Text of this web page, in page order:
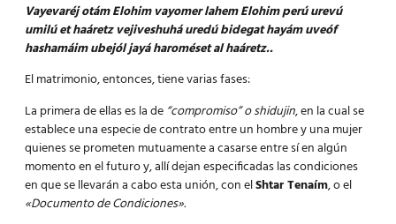
Vayevaréj otám Elohim vayomer lahem Elohim perú urevú
umilú et haáretz vejiveshuhá uredú bidegat hayám uveóf
hashamáim ubejól jayá haroméset al haáretz..
El matrimonio, entonces, tiene varias fases:
La primera de ellas es la de “compromiso” o shidujin, en la cual se
establece una especie de contrato entre un hombre y una mujer
quienes se prometen mutuamente a casarse entre sí en algún
momento en el futuro y, allí dejan especificadas las condiciones
en que se llevarán a cabo esta unión, con elShtar Tenaím, o el
«Documento de Condiciones».